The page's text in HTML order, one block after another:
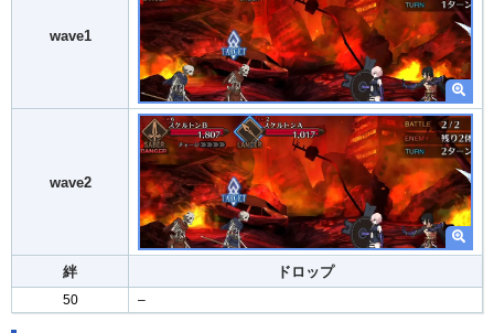
wave1
wave2
絆 ドロップ
50 –